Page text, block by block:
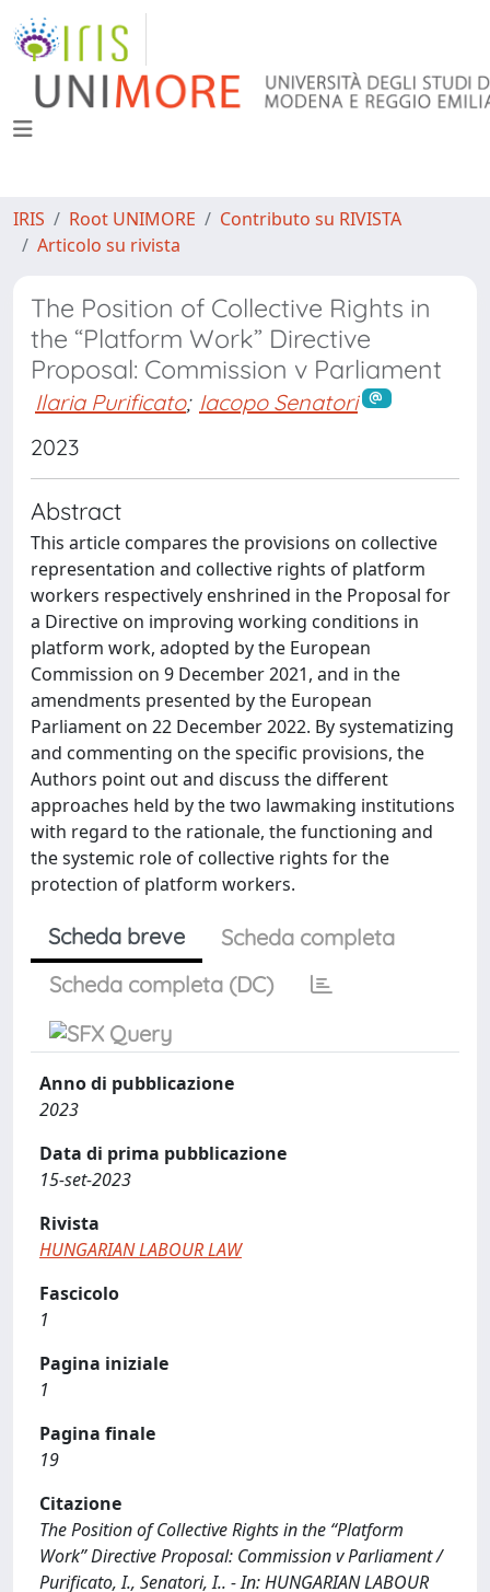
IRIS Root UNIMORE
Contributo su RIVISTA
Articolo su rivista
The Position of Collective Rights in
the “Platform Work” Directive
Proposal: Commission v Parliament
Ilaria Purificato; Iacopo Senatori
2023
Abstract
This article compares the provisions on collective
representation and collective rights of platform
workers respectively enshrined in the Proposal for
a Directive on improving working conditions in
platform work, adopted by the European
Commission on 9 December 2021, and in the
amendments presented by the European
Parliament on 22 December 2022. By systematizing
and commenting on the specific provisions, the
Authors point out and discuss the different
approaches held by the two lawmaking institutions
with regard to the rationale, the functioning and
the systemic role of collective rights for the
protection of platform workers.
Scheda breve
Scheda completa
Scheda completa (DC)
Anno di pubblicazione
2023
Data di prima pubblicazione
15-set-2023
Rivista
HUNGARIAN LABOUR LAW
Fascicolo
1
Pagina iniziale
1
Pagina finale
19
Citazione
The Position of Collective Rights in the “Platform
Work” Directive Proposal: Commission v Parliament /
Purificato, I., Senatori, I.. - In: HUNGARIAN LABOUR